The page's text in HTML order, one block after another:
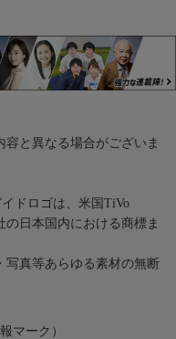
と異なる場合がございま
ドロゴは、米国TiVo
の日本国内における商標ま
写真等あらゆる素材の無断
マーク）